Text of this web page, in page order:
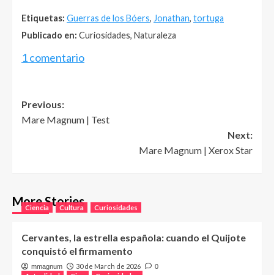
Etiquetas: Guerras de los Bóers, Jonathan, tortuga
Publicado en: Curiosidades, Naturaleza
1 comentario
Post
navigation
Previous:
Mare Magnum | Test
Next:
Mare Magnum | Xerox Star
More Stories
Ciencia Cultura Curiosidades
Cervantes, la estrella española: cuando el Quijote
conquistó el firmamento
mmagnum 30 de March de 2026 0